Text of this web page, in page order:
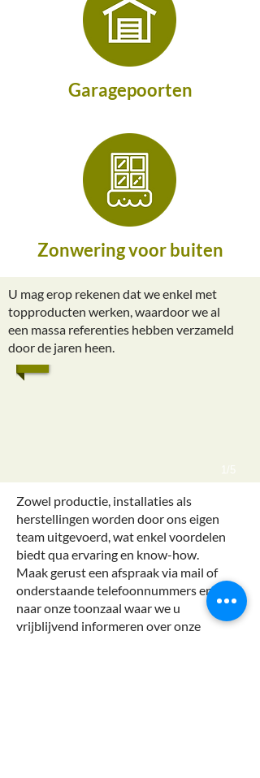
Garagepoorten
Zonwering voor buiten
U mag erop rekenen dat we enkel met
topproducten werken, waardoor we al
een massa referenties hebben verzameld
door de jaren heen.
1/5
Zowel productie, installaties als
herstellingen worden door ons eigen
team uitgevoerd, wat enkel voordelen
biedt qua ervaring en know-how.
Maak gerust een afspraak via mail of
onderstaande telefoonnummers en kom
naar onze toonzaal waar we u
vrijblijvend informeren over onze